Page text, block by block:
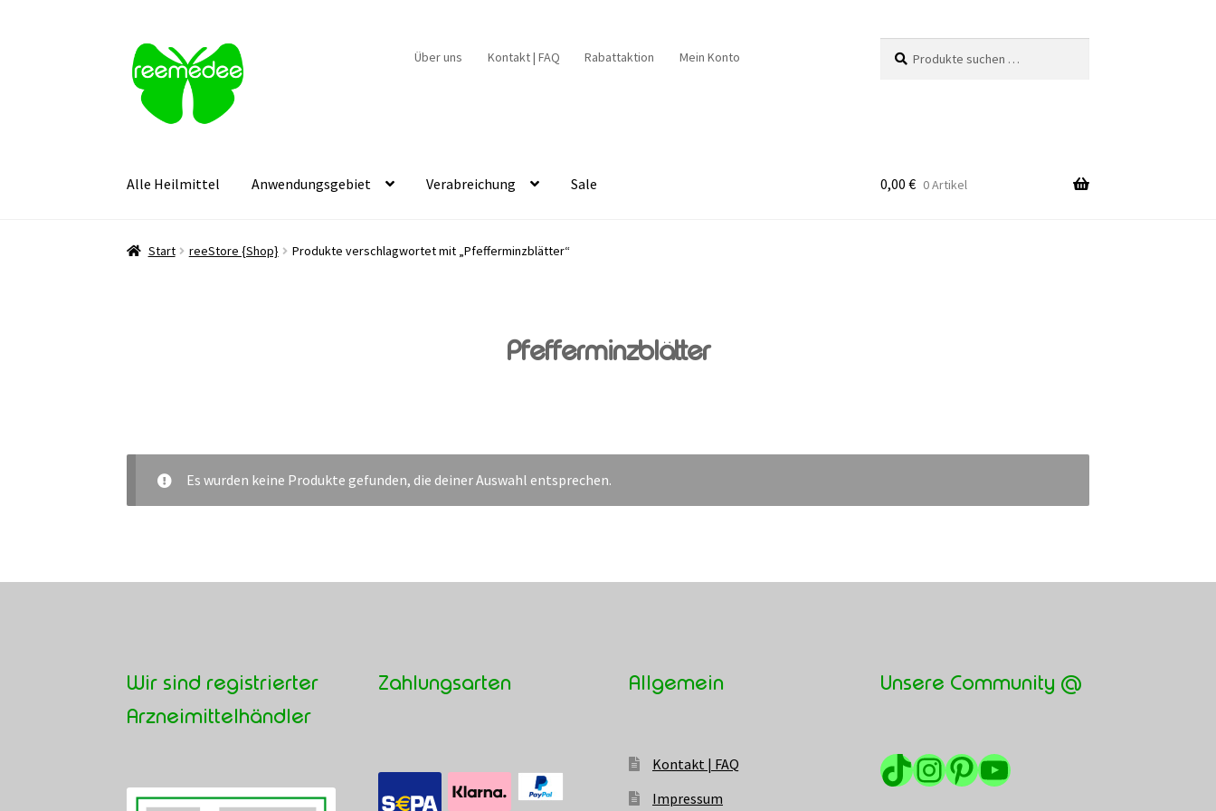
Zur
Navigation
springen
Zum
Inhalt
springen
Über uns Kontakt | FAQ Rabattaktion Mein Konto
nach:
Alle Heilmittel Anwendungsgebiet Verabreichung Sale 0,00 € 0 Artikel
Start reeStore {Shop} Produkte verschlagwortet mit „Pfefferminzblätter“
Pfefferminzblätter
Es wurden keine Produkte gefunden, die deiner Auswahl entsprechen.
Wir sind registrierter
Arzneimittelhändler
Zahlungsarten Allgemein
Kontakt | FAQ
Impressum
Unsere Community @
TikTok
Instagram
Pinterest
YouTube